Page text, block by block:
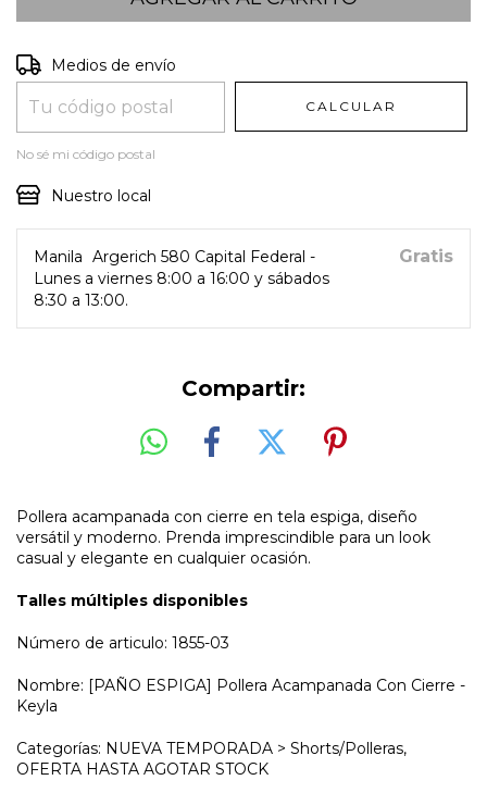
Entregas para el CP:
Medios de envío
CALCULAR
No sé mi código postal
Nuestro local
Manila Argerich 580 Capital Federal -
Lunes a viernes 8:00 a 16:00 y sábados
8:30 a 13:00.
Gratis
Compartir:
Pollera acampanada con cierre en tela espiga, diseño
versátil y moderno. Prenda imprescindible para un look
casual y elegante en cualquier ocasión.
Talles múltiples disponibles
Número de articulo: 1855-03
Nombre: [PAÑO ESPIGA] Pollera Acampanada Con Cierre -
Keyla
Categorías: NUEVA TEMPORADA > Shorts/Polleras,
OFERTA HASTA AGOTAR STOCK